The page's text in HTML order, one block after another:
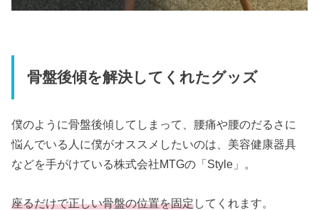
骨盤後傾を解決してくれたグッズ
僕のように骨盤後傾してしまって、腰痛や腰のだるさに
悩んでいる人に僕がオススメしたいのは、美容健康器具
などを手がけている株式会社MTGの「Style」。
座るだけで正しい骨盤の位置を固定してくれます。